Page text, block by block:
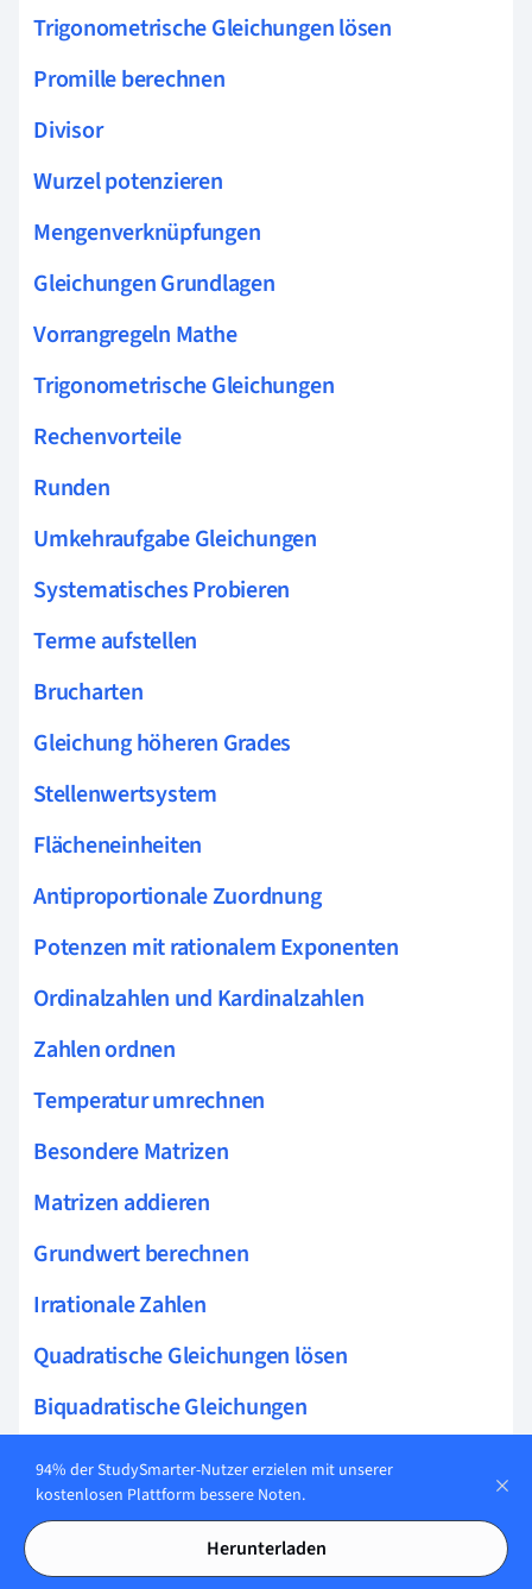
Trigonometrische Gleichungen lösen
Promille berechnen
Divisor
Wurzel potenzieren
Mengenverknüpfungen
Gleichungen Grundlagen
Vorrangregeln Mathe
Trigonometrische Gleichungen
Rechenvorteile
Runden
Umkehraufgabe Gleichungen
Systematisches Probieren
Terme aufstellen
Brucharten
Gleichung höheren Grades
Stellenwertsystem
Flächeneinheiten
Antiproportionale Zuordnung
Potenzen mit rationalem Exponenten
Ordinalzahlen und Kardinalzahlen
Zahlen ordnen
Temperatur umrechnen
Besondere Matrizen
Matrizen addieren
Grundwert berechnen
Irrationale Zahlen
Quadratische Gleichungen lösen
Biquadratische Gleichungen
Ganze Zahlen subtrahieren
Prozentuale Veränderung berechnen
Logarithmusgleichungen lösen
94% der StudySmarter-Nutzer erzielen mit unserer
kostenlosen Plattform bessere Noten.
Herunterladen